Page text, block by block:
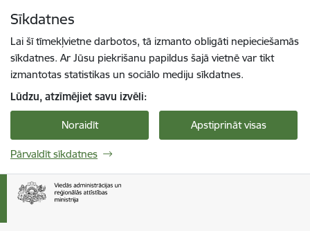
Sīkdatnes
Lai šī tīmekļvietne darbotos, tā izmanto obligāti nepieciešamās
sīkdatnes. Ar Jūsu piekrišanu papildus šajā vietnē var tikt
izmantotas statistikas un sociālo mediju sīkdatnes.
Lūdzu, atzīmējiet savu izvēli:
Noraidīt Apstiprināt visas
Pārvaldīt sīkdatnes